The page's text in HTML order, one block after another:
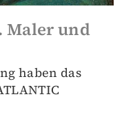
Maler und
haben das